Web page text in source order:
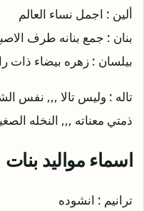
ألين : اجمل نساء العالم
بنان : جمع بنانه طرف
بيلسان : زهره بيضاء ذات
تاله : وليس تالا ,,, نفس
ذمتي معناته ,,, النخله
اسماء مواليد بنات
ترانيم : انشوده